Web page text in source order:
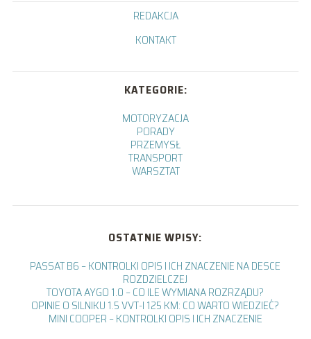
REDAKCJA
KONTAKT
KATEGORIE:
MOTORYZACJA
PORADY
PRZEMYSŁ
TRANSPORT
WARSZTAT
OSTATNIE WPISY:
PASSAT B6 – KONTROLKI OPIS I ICH ZNACZENIE NA DESCE
ROZDZIELCZEJ
TOYOTA AYGO 1.0 – CO ILE WYMIANA ROZRZĄDU?
OPINIE O SILNIKU 1.5 VVT-I 125 KM: CO WARTO WIEDZIEĆ?
MINI COOPER – KONTROLKI OPIS I ICH ZNACZENIE